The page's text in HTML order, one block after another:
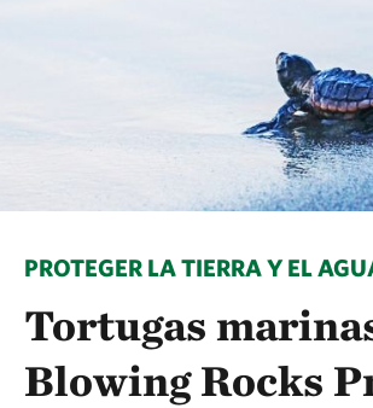
PROTEGER LA TIERRA Y EL
Tortugas
Blowing Rocks